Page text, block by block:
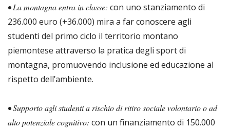
• La montagna entra in classe: con uno stanziamento di
236.000 euro (+36.000) mira a far conoscere agli
studenti del primo ciclo il territorio montano
piemontese attraverso la pratica degli sport di
montagna, promuovendo inclusione ed educazione al
rispetto dell’ambiente.
• Supporto agli studenti a rischio di ritiro sociale volontario o ad
alto potenziale cognitivo: con un finanziamento di 150.000